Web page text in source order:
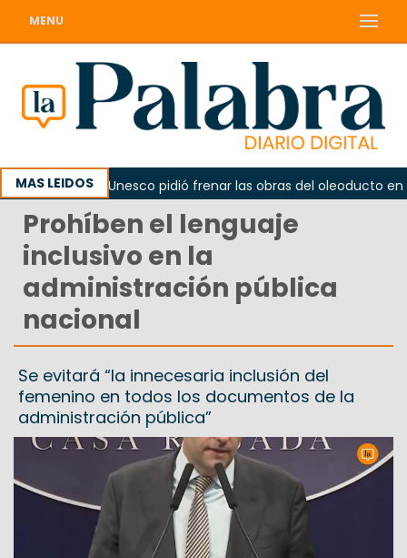
MENU
MAS LEIDOSLa Unesco pidió frenar las obras del oleoducto en
Prohíben el lenguaje
inclusivo en la
administración pública
nacional
Se evitará “la innecesaria inclusión del
femenino en todos los documentos de la
administración pública”